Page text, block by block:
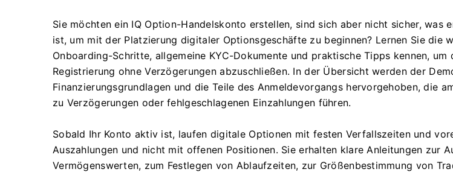
Sie möchten ein IQ Option-Handelskonto erstellen, sind sich aber nicht sicher, was
ist, um mit der Platzierung digitaler Optionsgeschäfte zu beginnen? Lernen Sie die
Onboarding-Schritte, allgemeine KYC-Dokumente und praktische Tipps kennen, um
Registrierung ohne Verzögerungen abzuschließen. In der Übersicht werden der
Finanzierungsgrundlagen und die Teile des Anmeldevorgangs hervorgehoben, die
zu Verzögerungen oder fehlgeschlagenen Einzahlungen führen.
Sobald Ihr Konto aktiv ist, laufen digitale Optionen mit festen Verfallszeiten und
Auszahlungen und nicht mit offenen Positionen. Sie erhalten klare Anleitungen zur
Vermögenswerten, zum Festlegen von Ablaufzeiten, zur Größenbestimmung von